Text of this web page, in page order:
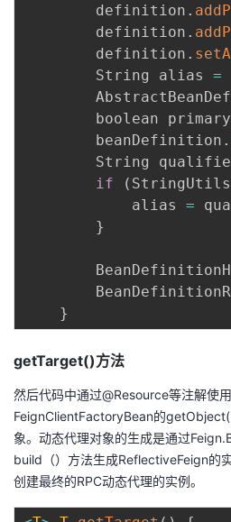
        definition
.
        definition
.
        definition
.
        String alias
=
        boolean primary
        beanDefinition
.
String
if
( StringUtils
            alias
=
}
}
getTarget()方法
然后代码中通过@Resource等注解使
FeignClientFactoryBean的
象。动态代理对象的生成是通过
build（）方法生成ReflectiveFeign的
创建最终的RPC动态代理的实例。